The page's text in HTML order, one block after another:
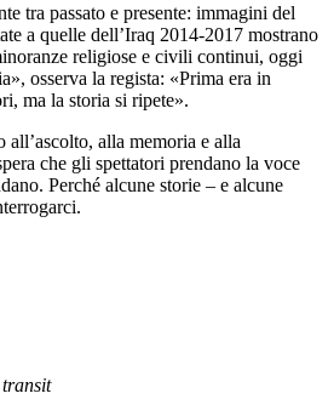
tra passato e presente: immagini del
a quelle dell’Iraq 2014-2017 mostrano
religiose e civili continui, oggi
osserva la regista: «Prima era in
ma la storia si ripete».
alla memoria e alla
che gli spettatori prendano la voce
Perché alcune storie – e alcune